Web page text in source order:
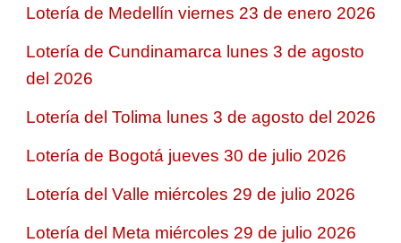
Lotería de Medellín viernes 23 de enero 2026
Lotería de Cundinamarca lunes 3 de agosto
del 2026
Lotería del Tolima lunes 3 de agosto del 2026
Lotería de Bogotá jueves 30 de julio 2026
Lotería del Valle miércoles 29 de julio 2026
Lotería del Meta miércoles 29 de julio 2026